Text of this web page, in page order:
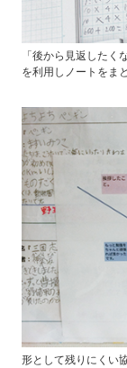
「後から見返した
を利用しノートをま
形として残りにくい